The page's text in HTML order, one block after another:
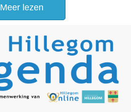
Meer lezen